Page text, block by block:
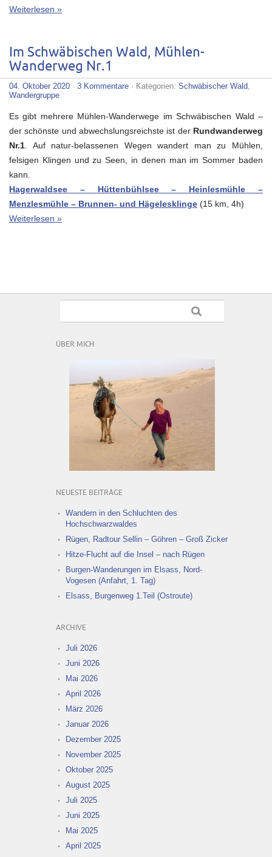
Weiterlesen »
Im Schwäbischen Wald, Mühlen-
Wanderweg Nr.1
04. Oktober 2020 · 3 Kommentare · Kategorien: Schwäbischer Wald,
Wandergruppe
Es gibt mehrere Mühlen-Wanderwege im Schwäbischen Wald –
der schönste und abwechslungsreichste ist der Rundwanderweg
Nr.1
Auf natur-belassenen Wegen wandert man zu Mühlen,
felsigen Klingen und zu Seen, in denen man im Sommer baden
kann.
Hagerwaldsee – Hüttenbühlsee – Heinlesmühle –
Menzlesmühle – Brunnen- und Hägelesklinge (15 km, 4h)
Weiterlesen »
ÜBER MICH
NEUESTE BEITRÄGE
Wandern in den Schluchten des
Hochschwarzwaldes
Rügen, Radtour Sellin – Göhren – Groß Zicker
Hitze-Flucht auf die Insel – nach Rügen
Burgen-Wanderungen im Elsass, Nord-
Vogesen (Anfahrt, 1. Tag)
Elsass, Burgenweg 1.Teil (Ostroute)
ARCHIVE
Juli 2026
Juni 2026
Mai 2026
April 2026
März 2026
Januar 2026
Dezember 2025
November 2025
Oktober 2025
August 2025
Juli 2025
Juni 2025
Mai 2025
April 2025